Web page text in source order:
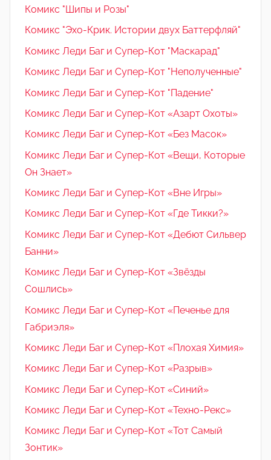
Комикс "Шипы и Розы"
Комикс "Эхо-Крик. Истории двух Баттерфляй"
Комикс Леди Баг и Супер-Кот "Маскарад"
Комикс Леди Баг и Супер-Кот "Неполученные"
Комикс Леди Баг и Супер-Кот "Падение"
Комикс Леди Баг и Супер-Кот «Азарт Охоты»
Комикс Леди Баг и Супер-Кот «Без Масок»
Комикс Леди Баг и Супер-Кот «Вещи, Которые
Он Знает»
Комикс Леди Баг и Супер-Кот «Вне Игры»
Комикс Леди Баг и Супер-Кот «Где Тикки?»
Комикс Леди Баг и Супер-Кот «Дебют Сильвер
Банни»
Комикс Леди Баг и Супер-Кот «Звёзды
Сошлись»
Комикс Леди Баг и Супер-Кот «Печенье для
Габриэля»
Комикс Леди Баг и Супер-Кот «Плохая Химия»
Комикс Леди Баг и Супер-Кот «Разрыв»
Комикс Леди Баг и Супер-Кот «Синий»
Комикс Леди Баг и Супер-Кот «Техно-Рекс»
Комикс Леди Баг и Супер-Кот «Тот Самый
Зонтик»